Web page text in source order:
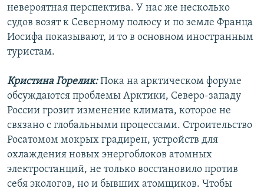
невероятная перспектива. У нас же несколько
судов возят к Северному полюсу и по земле Франца
Иосифа показывают, и то в основном иностранным
туристам.
Кристина Горелик:Пока на арктическом форуме
обсуждаются проблемы Арктики, Северо-западу
России грозит изменение климата, которое не
связано с глобальными процессами. Строительство
Росатомом мокрых градирен, устройств для
охлаждения новых энергоблоков атомных
электростанций, не только восстановило против
себя экологов, но и бывших атомщиков. Чтобы